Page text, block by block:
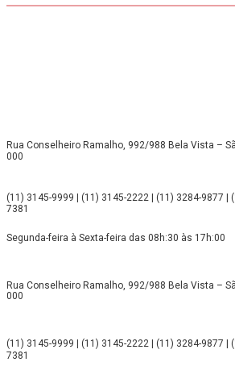
Rua Conselheiro Ramalho, 992/988 Bela Vista –
000
(11) 3145-9999 | (11) 3145-2222 | (11) 3284-9877 |
7381
Segunda-feira à Sexta-feira das 08h:30 às 17h:00
Rua Conselheiro Ramalho, 992/988 Bela Vista –
000
(11) 3145-9999 | (11) 3145-2222 | (11) 3284-9877 |
7381